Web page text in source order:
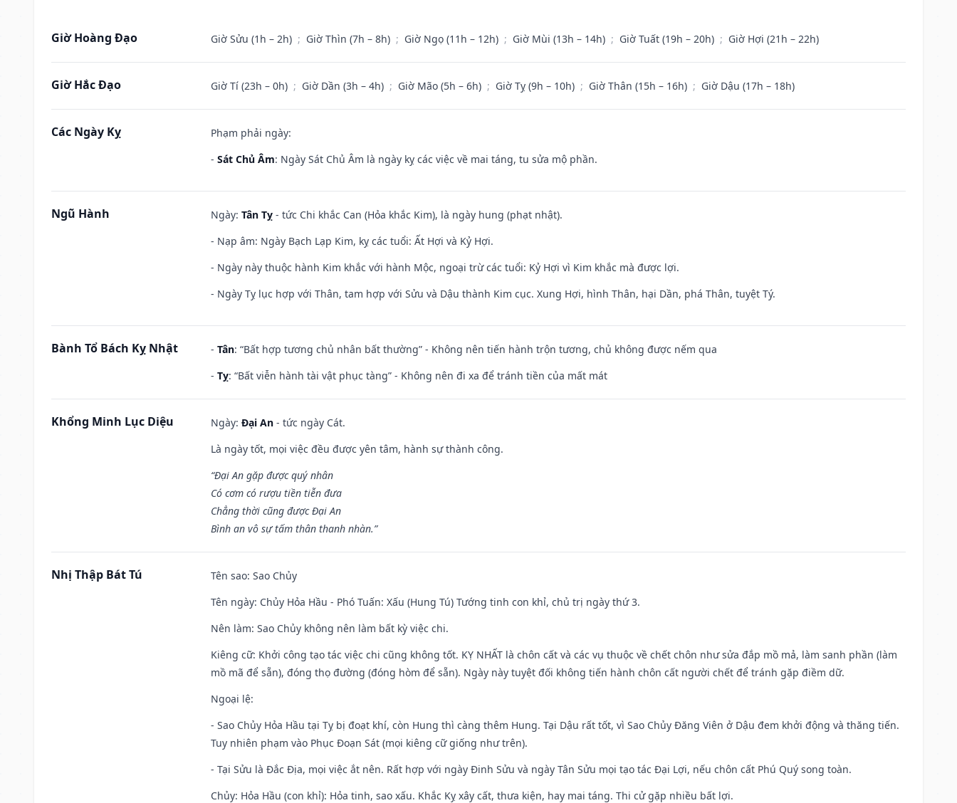
Giờ Hoàng Đạo Giờ Sửu (1h – 2h) ; Giờ Thìn (7h – 8h) ; Giờ Ngọ (11h – 12h) ; Giờ Mùi (13h – 14h) ; Giờ Tuất (19h – 20h) ; Giờ Hợi (21h – 22h)
Giờ Hắc Đạo Giờ Tí (23h – 0h) ; Giờ Dần (3h – 4h) ; Giờ Mão (5h – 6h) ; Giờ Tỵ (9h – 10h) ; Giờ Thân (15h – 16h) ; Giờ Dậu (17h – 18h)
Các Ngày Kỵ
Phạm phải ngày:
- Sát Chủ Âm: Ngày Sát Chủ Âm là ngày kỵ các việc về mai táng, tu sửa mộ phần.
Ngũ Hành Ngày: Tân Tỵ - tức Chi khắc Can (Hỏa khắc Kim), là ngày hung (phạt nhật).
- Nạp âm: Ngày Bạch Lạp Kim, kỵ các tuổi: Ất Hợi và Kỷ Hợi.
- Ngày này thuộc hành Kim khắc với hành Mộc, ngoại trừ các tuổi: Kỷ Hợi vì Kim khắc mà được lợi.
- Ngày Tỵ lục hợp với Thân, tam hợp với Sửu và Dậu thành Kim cục. Xung Hợi, hình Thân, hại Dần, phá Thân, tuyệt Tý.
Bành Tổ Bách Kỵ Nhật - Tân: “Bất hợp tương chủ nhân bất thường” - Không nên tiến hành trộn tương, chủ không được nếm qua
- Tỵ: “Bất viễn hành tài vật phục tàng” - Không nên đi xa để tránh tiền của mất mát
Khổng Minh Lục Diệu Ngày: Đại An - tức ngày Cát.
Là ngày tốt, mọi việc đều được yên tâm, hành sự thành công.
“Đại An gặp được quý nhân
Có cơm có rượu tiền tiễn đưa
Chẳng thời cũng được Đại An
Bình an vô sự tấm thân thanh nhàn.”
Nhị Thập Bát Tú Tên sao: Sao Chủy
Tên ngày: Chủy Hỏa Hầu - Phó Tuấn: Xấu (Hung Tú) Tướng tinh con khỉ, chủ trị ngày thứ 3.
Nên làm: Sao Chủy không nên làm bất kỳ việc chi.
Kiêng cữ: Khởi công tạo tác việc chi cũng không tốt. KỴ NHẤT là chôn cất và các vụ thuộc về chết chôn như sửa đắp mồ mả, làm sanh phần (làm
mồ mã để sẵn), đóng thọ đường (đóng hòm để sẵn). Ngày này tuyệt đối không tiến hành chôn cất người chết để tránh gặp điềm dữ.
Ngoại lệ:
- Sao Chủy Hỏa Hầu tại Tỵ bị đoạt khí, còn Hung thì càng thêm Hung. Tại Dậu rất tốt, vì Sao Chủy Đăng Viên ở Dậu đem khởi động và thăng tiến.
Tuy nhiên phạm vào Phục Đoạn Sát (mọi kiêng cữ giống như trên).
- Tại Sửu là Đắc Địa, mọi việc ắt nên. Rất hợp với ngày Đinh Sửu và ngày Tân Sửu mọi tạo tác Đại Lợi, nếu chôn cất Phú Quý song toàn.
Chủy: Hỏa Hầu (con khỉ): Hỏa tinh, sao xấu. Khắc Kỵ xây cất, thưa kiện, hay mai táng. Thi cử gặp nhiều bất lợi.